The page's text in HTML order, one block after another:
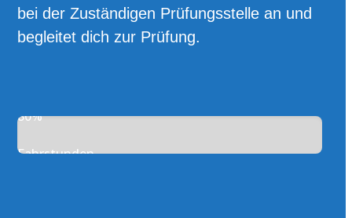
bei der Zuständigen Prüfungsstelle an und
begleitet dich zur Prüfung.
80%
Fahrstunden